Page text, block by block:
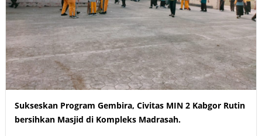
Sukseskan Program Gembira, Civitas MIN 2 Kabgor Rutin
bersihkan Masjid di Kompleks Madrasah.